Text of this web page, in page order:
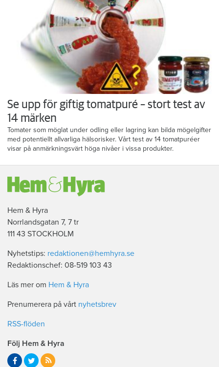
Se upp för giftig tomatpuré – stort test av
14 märken
Tomater som möglat under odling eller lagring kan bilda mögelgifter
med potentiellt allvarliga hälsorisker. Vårt test av 14 tomatpuréer
visar på anmärkningsvärt höga nivåer i vissa produkter.
Hem & Hyra
Norrlandsgatan 7, 7 tr
111 43 STOCKHOLM
Nyhetstips: redaktionen@hemhyra.se
Redaktionschef: 08-519 103 43
Läs mer om Hem & Hyra
Prenumerera på vårt nyhetsbrev
RSS-flöden
Följ Hem & Hyra